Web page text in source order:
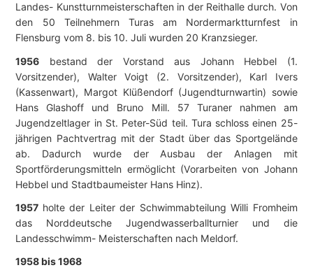
Landes- Kunstturnmeisterschaften in der Reithalle durch. Von
den 50 Teilnehmern Turas am Nordermarktturnfest in
Flensburg vom 8. bis 10. Juli wurden 20 Kranzsieger.
1956 bestand der Vorstand aus Johann Hebbel (1.
Vorsitzender), Walter Voigt (2. Vorsitzender), Karl Ivers
(Kassenwart), Margot Klüßendorf (Jugendturnwartin) sowie
Hans Glashoff und Bruno Mill. 57 Turaner nahmen am
Jugendzeltlager in St. Peter-Süd teil. Tura schloss einen 25-
jährigen Pachtvertrag mit der Stadt über das Sportgelände
ab. Dadurch wurde der Ausbau der Anlagen mit
Sportförderungsmitteln ermöglicht (Vorarbeiten von Johann
Hebbel und Stadtbaumeister Hans Hinz).
1957 holte der Leiter der Schwimmabteilung Willi Fromheim
das Norddeutsche Jugendwasserballturnier und die
Landesschwimm- Meisterschaften nach Meldorf.
1958 bis 1968